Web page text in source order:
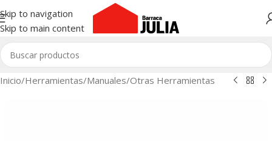
Skip to navigation
Skip to main content
Inicio/Herramientas/Manuales/Otras Herramientas